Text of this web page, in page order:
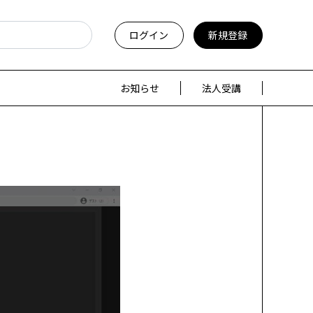
ログイン 新規登録
お知らせ 法人受講